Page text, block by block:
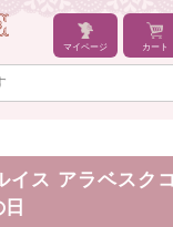
マイページ カート
イス アラベスク